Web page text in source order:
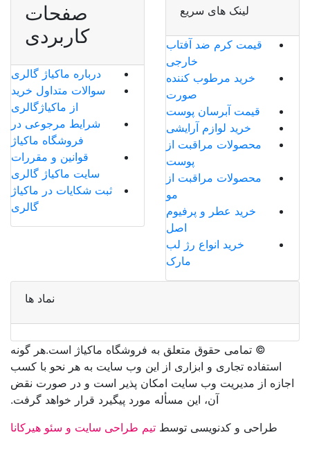
لینک های سریع
قیمت کرم ضد آفتاب
خارجی
خرید مرطوب کننده
صورت
قیمت آبرسان پوست
خرید لوازم آرایشی
محصولات مراقبت از
پوست
محصولات مراقبت از
مو
خرید عطر و پرفیوم
اصل
خرید انواع رژ لب
مارک
صفحات
کاربردی
درباره ماکیاژ گالری
سوالات متداول خرید
از ماکیاژگالری
شرایط مرجوعی در
فروشگاه ماکیاژ
قوانین و مقررات
سایت ماکیاژ گالری
ثبت شکایات در ماکیاژ
گالری
نماد ها
©️ تمامی حقوق متعلق به فروشگاه ماکیاژ است.هر گونه
استفاده تجاری و ابزاری از این وب سایت به هر نحو با کسب
اجازه از مدیریت وب سایت امکان پذیر است و در صورت نقض
آن، این مسأله مورد پیگیرد قرار خواهد گرفت.
طراحی و کدنویسی توسط تیم طراحی سایت و سئو هیرکانا